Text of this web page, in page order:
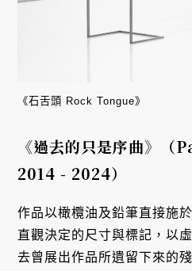
《石舌頭 Rock Tongue》
《過去的只是序曲》
2014 - 2024）
作品以橄欖油及鉛筆直接施
直觀決定的尺寸與標記，以
去曾展出作品所遺留下來的